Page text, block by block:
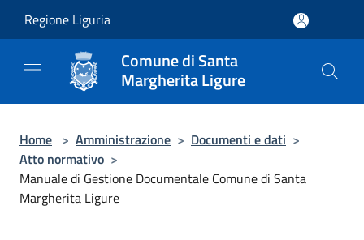
Regione Liguria
Comune di Santa
Margherita Ligure
Home > Amministrazione > Documenti e dati >
Atto normativo >
Manuale di Gestione Documentale Comune di Santa
Margherita Ligure